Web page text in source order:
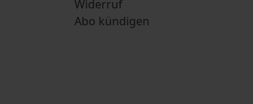
Widerruf
Abo kündigen